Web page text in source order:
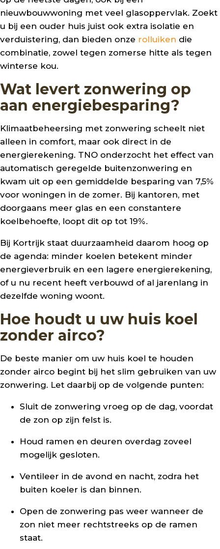
nieuwbouwwoning met veel glasoppervlak. Zoekt
u bij een ouder huis juist ook extra isolatie en
verduistering, dan bieden onze rolluiken die
combinatie, zowel tegen zomerse hitte als tegen
winterse kou.
Wat levert zonwering op
aan energiebesparing?
Klimaatbeheersing met zonwering scheelt niet
alleen in comfort, maar ook direct in de
energierekening. TNO onderzocht het effect van
automatisch geregelde buitenzonwering en
kwam uit op een gemiddelde besparing van 7,5%
voor woningen in de zomer. Bij kantoren, met
doorgaans meer glas en een constantere
koelbehoefte, loopt dit op tot 19%.
Bij Kortrijk staat duurzaamheid daarom hoog op
de agenda: minder koelen betekent minder
energieverbruik en een lagere energierekening,
of u nu recent heeft verbouwd of al jarenlang in
dezelfde woning woont.
Hoe houdt u uw huis koel
zonder airco?
De beste manier om uw huis koel te houden
zonder airco begint bij het slim gebruiken van uw
zonwering. Let daarbij op de volgende punten:
Sluit de zonwering vroeg op de dag, voordat
de zon op zijn felst is.
Houd ramen en deuren overdag zoveel
mogelijk gesloten.
Ventileer in de avond en nacht, zodra het
buiten koeler is dan binnen.
Open de zonwering pas weer wanneer de
zon niet meer rechtstreeks op de ramen
staat.